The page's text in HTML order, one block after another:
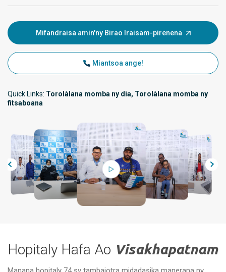
Mifandraisa amin'ny Birao Iraisam-pirenena
Miantsoa ange!
Quick Links: Torolàlana momba ny dia, Torolàlana momba ny
fitsaboana
Hopitaly Hafa Ao Visakhapatnam